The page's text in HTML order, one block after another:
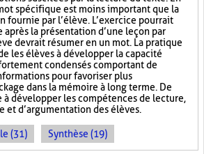
spécifique est moins important que la
fournie par l’élève. L’exercice pourrait
après la présentation d’une leçon par
devrait résumer en un mot. La pratique
les élèves à développer la capacité
condensés comportant de
pour favoriser plus
dans la mémoire à long terme. De
à développer les compétences de lecture,
et d’argumentation des élèves.
(31) Synthèse (19)